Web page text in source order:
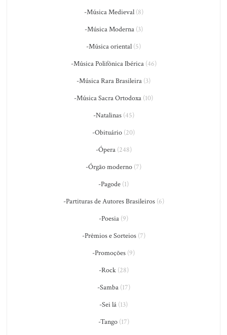
-Música Medieval(8)
-Música Moderna(3)
-Música oriental (5)
-Música Polifônica Ibérica(46)
-Música Rara Brasileira (3)
-Música Sacra Ortodoxa (10)
-Natalinas(45)
-Obituário (20)
-Ópera(248)
-Órgão moderno (7)
-Pagode (1)
-Partituras de Autores Brasileiros(6)
-Poesia (9)
-Prêmios e Sorteios(7)
-Promoções (9)
-Rock(28)
-Samba(17)
-Sei lá (13)
-Tango(17)